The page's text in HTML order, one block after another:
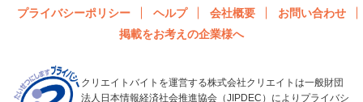
プライバシーポリシー
ヘルプ 会社概要
お問い合わせ
掲載をお考えの企業様へ
クリエイトバイトを運営する株式会社クリエイトは一般財団
法人日本情報経済社会推進協会（JIPDEC）によりプライバシ